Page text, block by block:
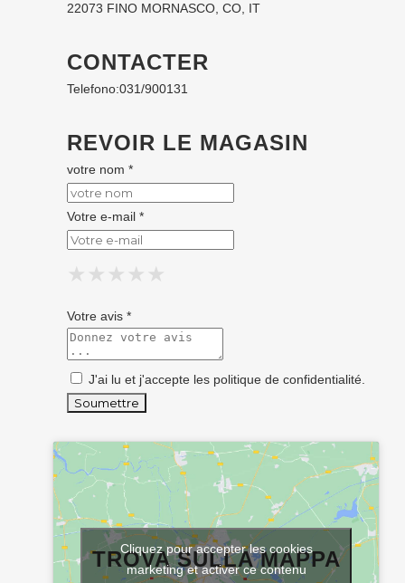
22073 FINO MORNASCO, CO, IT
CONTACTER
Telefono:031/900131
REVOIR LE MAGASIN
votre nom *
Votre e-mail *
★
★ ★
★ ★ ★
★ ★ ★ ★
★ ★ ★ ★ ★
Votre avis *
J'ai lu et j'accepte les politique de confidentialité
TROVA SULLA MAPPA
Cliquez pour accepter les cookies
marketing et activer ce contenu